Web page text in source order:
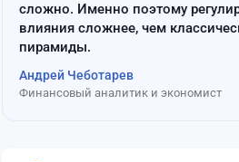
сложно. Именно поэтому
влияния сложнее, чем
пирамиды.
Андрей Чеботарев
Финансовый аналитик и экономист